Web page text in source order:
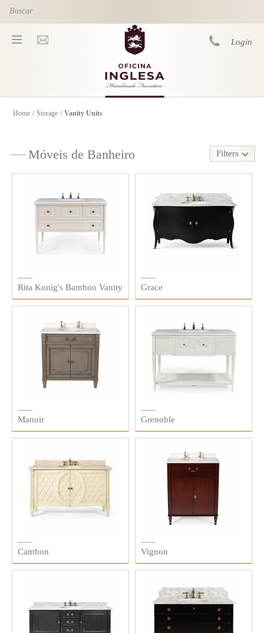
Skip to main content
Login
You are here
Home / Storage / Vanity Units
Móveis de Banheiro Filters
Rita Konig's Bamboo Vanity Grace
Manoir Grenoble
Cambon Vignon